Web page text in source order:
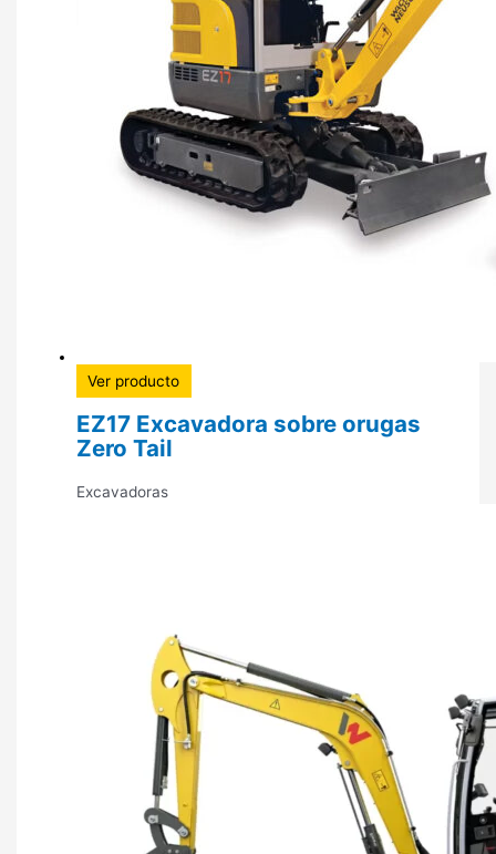
Ver producto
EZ17 Excavadora sobre orugas
Zero Tail
Excavadoras